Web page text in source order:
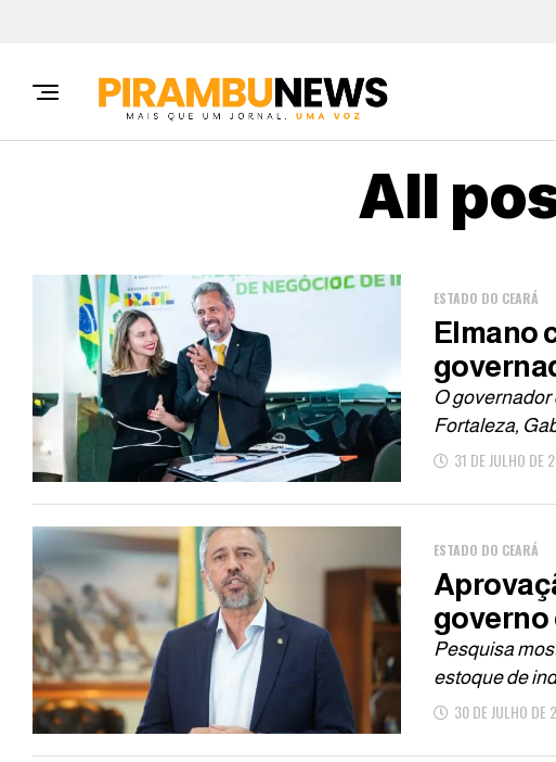
All
ESTADO DO CEARÁ
Elmano
O governador
Fortaleza,
31 DE JULHO DE
ESTADO DO CEARÁ
governo
Pesquisa
estoque de
30 DE JULHO DE